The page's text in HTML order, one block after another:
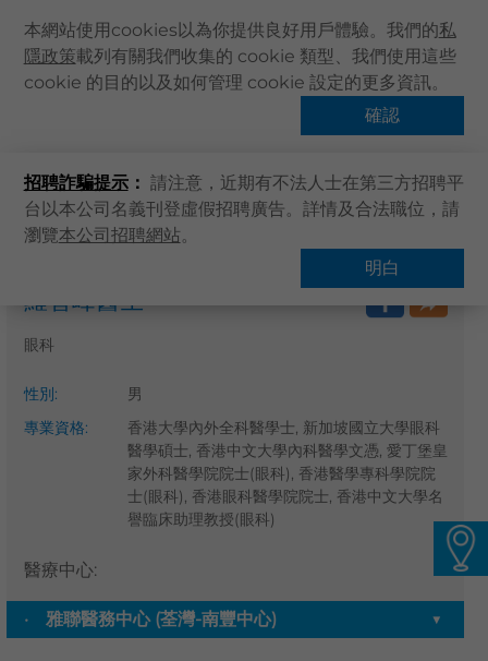
本網站使用cookies以為你提供良好用戶體驗。我們的私
隱政策載列有關我們收集的 cookie 類型、我們使用這些
cookie 的目的以及如何管理 cookie 設定的更多資訊。
確認
招聘詐騙提示： 請注意，近期有不法人士在第三方招聘平
台以本公司名義刊登虛假招聘廣告。詳情及合法職位，請
瀏覽本公司招聘網站。
明白
主頁
卓健服務
卓健手機App
最新資訊
主頁 搜尋醫療服務
羅智峰醫生
眼科
性別:
男
專業資格:
香港大學內外全科醫學士, 新加坡國立大學眼科
醫學碩士, 香港中文大學內科醫學文憑, 愛丁堡皇
家外科醫學院院士(眼科), 香港醫學專科學院院
士(眼科), 香港眼科醫學院院士, 香港中文大學名
譽臨床助理教授(眼科)
醫療中心:
雅聯醫務中心 (荃灣-南豐中心) ▼